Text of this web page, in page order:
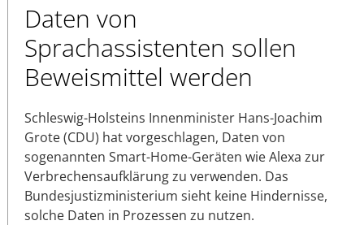
Daten von
Sprachassistenten sollen
Beweismittel werden
Schleswig-Holsteins Innenminister Hans-Joachim
Grote (CDU) hat vorgeschlagen, Daten von
sogenannten Smart-Home-Geräten wie Alexa zur
Verbrechensaufklärung zu verwenden. Das
Bundesjustizministerium sieht keine Hindernisse,
solche Daten in Prozessen zu nutzen.